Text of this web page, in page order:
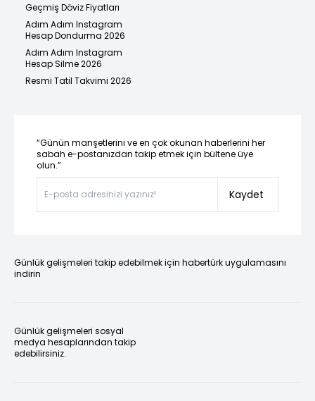
Geçmiş Döviz Fiyatları
Adım Adım Instagram
Hesap Dondurma 2026
Adım Adım Instagram
Hesap Silme 2026
Resmi Tatil Takvimi 2026
“Günün manşetlerini ve en çok okunan haberlerini her
sabah e-postanızdan takip etmek için bültene üye
olun.”
Kaydet
Günlük gelişmeleri takip edebilmek için habertürk uygulamasını
indirin
Günlük gelişmeleri sosyal
medya hesaplarından takip
edebilirsiniz.